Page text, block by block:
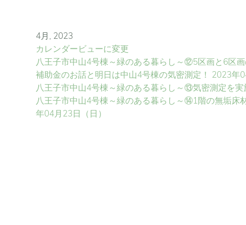
4月, 2023
カレンダービューに変更
八王子市中山4号棟～緑のある暮らし～⑫5区画と6区画
補助金のお話と明日は中山4号棟の気密測定！ 2023年
八王子市中山4号棟～緑のある暮らし～⑬気密測定を実
八王子市中山4号棟～緑のある暮らし～⑭1階の無垢床
年04月23日（日）